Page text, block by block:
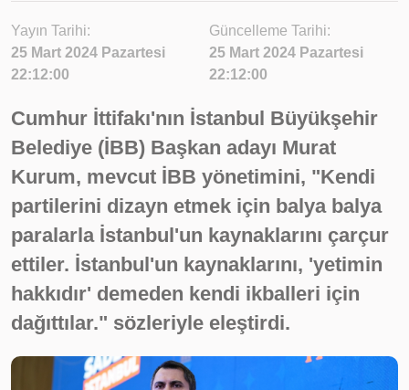
Yayın Tarihi:
25 Mart 2024 Pazartesi
22:12:00
Güncelleme Tarihi:
25 Mart 2024 Pazartesi
22:12:00
Cumhur İttifakı'nın İstanbul Büyükşehir
Belediye (İBB) Başkan adayı Murat
Kurum, mevcut İBB yönetimini, "Kendi
partilerini dizayn etmek için balya balya
paralarla İstanbul'un kaynaklarını çarçur
ettiler. İstanbul'un kaynaklarını, 'yetimin
hakkıdır' demeden kendi ikballeri için
dağıttılar." sözleriyle eleştirdi.